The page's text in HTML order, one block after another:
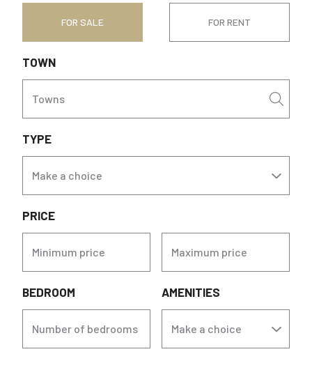
FOR SALE FOR RENT
TOWN
Towns
TYPE
Make a choice
PRICE
Minimum price Maximum price
BEDROOM
Number of bedrooms
AMENITIES
Make a choice